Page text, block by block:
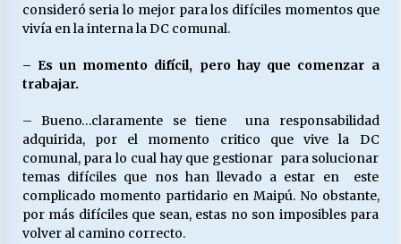
consideró seria lo mejor para los difíciles momentos que
vivía en la interna la DC comunal.
– Es un momento difícil, pero hay que comenzar a
trabajar.
– Bueno…claramente se tiene una responsabilidad
adquirida, por el momento critico que vive la DC
comunal, para lo cual hay que gestionar para solucionar
temas difíciles que nos han llevado a estar en este
complicado momento partidario en Maipú. No obstante,
por más difíciles que sean, estas no son imposibles para
volver al camino correcto.